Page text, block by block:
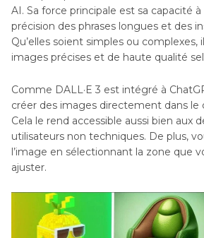
AI. Sa force principale est sa capacité
précision des phrases longues et des
Qu’elles soient simples ou complexes,
images précises et de haute qualité
Comme DALL·E 3 est intégré à
créer des images directement dans le
Cela le rend accessible aussi bien aux
utilisateurs non techniques. De plus,
l’image en sélectionnant la zone que
ajuster.